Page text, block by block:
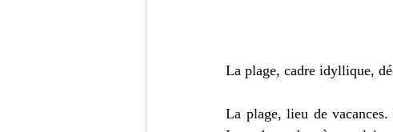
La plage, cadre idyllique,
La plage, lieu de